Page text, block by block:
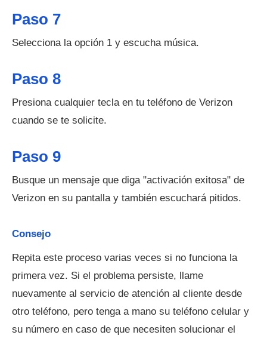
Paso 7
Selecciona la opción 1 y escucha música.
Paso 8
Presiona cualquier tecla en tu teléfono de Verizon
cuando se te solicite.
Paso 9
Busque un mensaje que diga "activación exitosa" de
Verizon en su pantalla y también escuchará pitidos.
Consejo
Repita este proceso varias veces si no funciona la
primera vez. Si el problema persiste, llame
nuevamente al servicio de atención al cliente desde
otro teléfono, pero tenga a mano su teléfono celular y
su número en caso de que necesiten solucionar el